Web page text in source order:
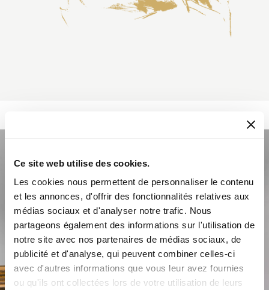
Ce site web utilise des cookies.
Les cookies nous permettent de personnaliser le contenu
et les annonces, d'offrir des fonctionnalités relatives aux
médias sociaux et d'analyser notre trafic. Nous
partageons également des informations sur l'utilisation de
notre site avec nos partenaires de médias sociaux, de
publicité et d'analyse, qui peuvent combiner celles-ci
avec d'autres informations que vous leur avez fournies
ou qu'ils ont collectées lors de votre utilisation de leurs